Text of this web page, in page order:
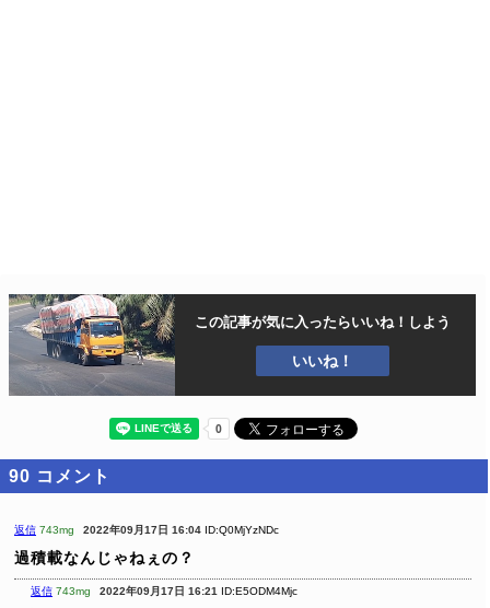
この記事が気に入ったらいいね！しよう
いいね！
90 コメント
返信 743mg 2022年09月17日 16:04 ID:Q0MjYzNDc
過積載なんじゃねぇの？
返信 743mg 2022年09月17日 16:21 ID:E5ODM4Mjc